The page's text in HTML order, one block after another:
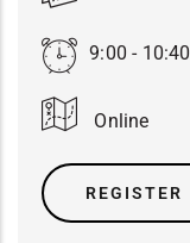
9:00 - 10:40
Online
REGISTER